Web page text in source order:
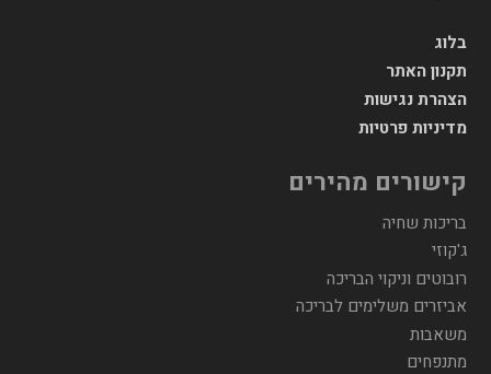
בלוג
תקנון האתר
הצהרת נגישות
מדיניות פרטיות
קישורים מהירים
בריכות שחיה
ג'קוזי
רובוטים וניקוי הבריכה
אביזרים משלימים לבריכה
משאבות
מתנפחים